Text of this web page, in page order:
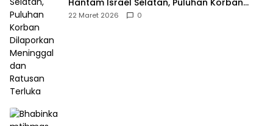
Dilaporkan Meninggal dan Ratusan Terluka
22 Maret 2026 0